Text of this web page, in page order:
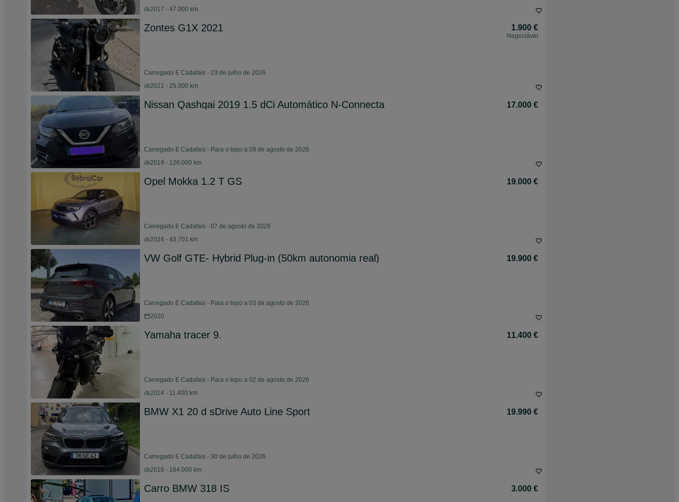
2017 - 47.000 km
Zontes G1X 2021 1.900 €
Negociável
Carregado E Cadafais - 23 de julho de 2026
2021 - 25.000 km
Nissan Qashqai 2019 1.5 dCi Automático N-Connecta 17.000 €
Carregado E Cadafais - Para o topo a 09 de agosto de 2026
2019 - 126.000 km
Opel Mokka 1.2 T GS 19.000 €
Carregado E Cadafais - 07 de agosto de 2026
2024 - 43.701 km
VW Golf GTE- Hybrid Plug-in (50km autonomia real) 19.900 €
Carregado E Cadafais - Para o topo a 03 de agosto de 2026
2020
Yamaha tracer 9. 11.400 €
Carregado E Cadafais - Para o topo a 02 de agosto de 2026
2024 - 11.400 km
BMW X1 20 d sDrive Auto Line Sport 19.990 €
Carregado E Cadafais - 30 de julho de 2026
2016 - 184.000 km
Carro BMW 318 IS 3.000 €